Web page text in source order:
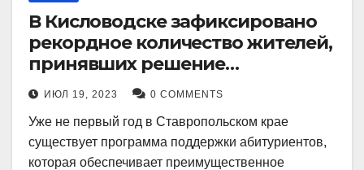
В Кисловодске зафиксировано
рекордное количество жителей,
принявших решение
воспользоваться
установленными мерами, с
целью поступления в
медицинский вуз в районе.
ИЮЛ 19, 2023 0 COMMENTS
Уже не первый год в Ставропольском крае
существует программа поддержки абитуриентов,
которая обеспечивает преимущественное